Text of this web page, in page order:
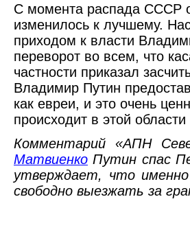
С момента распада СССР
изменилось к лучшему.
приходом к власти
переворот во всем, что
частности приказал
Владимир Путин
как евреи, и это очень
происходит в этой
Комментарий «АПН
Матвиенко Путин спас
утверждает, что
свободно выезжать за